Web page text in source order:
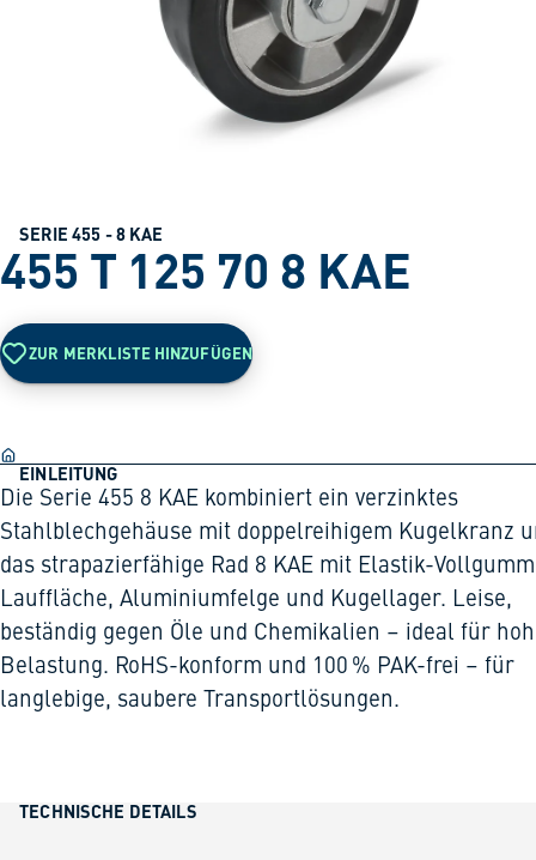
SERIE 455 - 8 KAE
455 T 125 70 8 KAE
ZUR MERKLISTE HINZUFÜGEN
EINLEITUNG
Die Serie 455 8 KAE kombiniert ein verzinktes
Stahlblechgehäuse mit doppelreihigem Kugelkranz
das strapazierfähige Rad 8 KAE mit Elastik-
Lauffläche, Aluminiumfelge und Kugellager. Leise,
beständig gegen Öle und Chemikalien – ideal für
Belastung. RoHS-konform und 100 % PAK-frei – für
langlebige, saubere Transportlösungen.
TECHNISCHE DETAILS